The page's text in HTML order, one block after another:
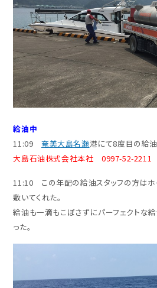
給油中
11:09 奄美大島名瀬港にて8度目の給
大島石油株式会社本社 0997-52-2211
11:10 この年配の給油スタッフの方はホ
敷いてくれた。
給油も一滴もこぼさずにパーフェクトな給
った。